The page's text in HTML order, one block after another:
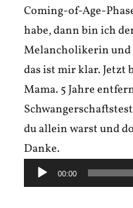
Coming-of-Age-
habe, dann bin ich
Melancholikerin und
das ist mir klar. Jetzt
Mama. 5 Jahre
du allein warst und
Danke.
Audio-
Player
00:00